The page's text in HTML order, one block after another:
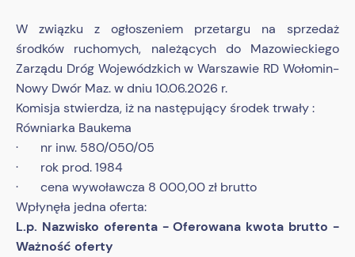
W związku z ogłoszeniem przetargu na sprzedaż
środków ruchomych, należących do Mazowieckiego
Zarządu Dróg Wojewódzkich w Warszawie RD Wołomin-
Nowy Dwór Maz. w dniu 10.06.2026 r.
Komisja stwierdza, iż na następujący środek trwały :
Równiarka Baukema
· nr inw. 580/050/05
· rok prod. 1984
· cena wywoławcza 8 000,00 zł brutto
Wpłynęła jedna oferta:
L.p. Nazwisko oferenta - Oferowana kwota brutto -
Ważność oferty